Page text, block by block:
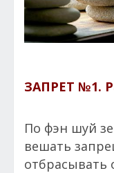
ЗАПРЕТ №1.
По фэн шуй
вешать